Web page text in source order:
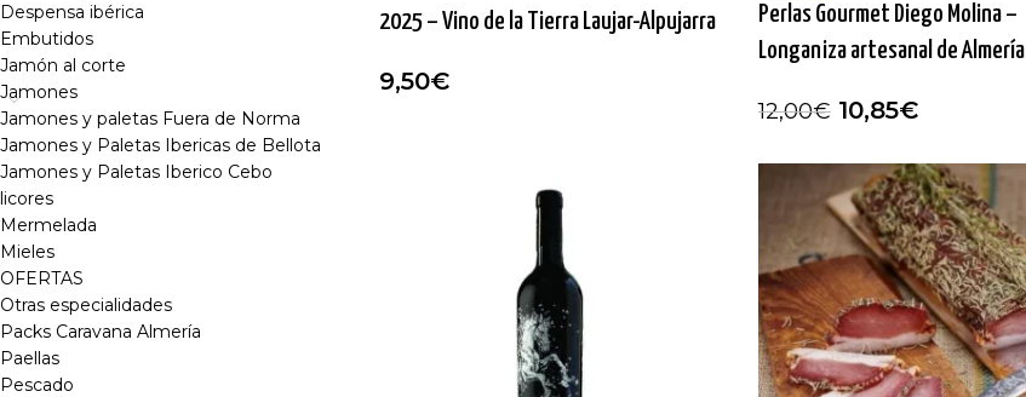
Despensa ibérica
Embutidos
Jamón al corte
Jamones
Jamones y paletas Fuera de Norma
Jamones y Paletas Ibericas de Bellota
Jamones y Paletas Iberico Cebo
licores
Mermelada
Mieles
OFERTAS
Otras especialidades
Packs Caravana Almería
Paellas
Pescado
2025 – Vino de la Tierra Laujar-Alpujarra
9,50€
Perlas Gourmet Diego Molina –
Longaniza artesanal de Almería
12,00€ 10,85€